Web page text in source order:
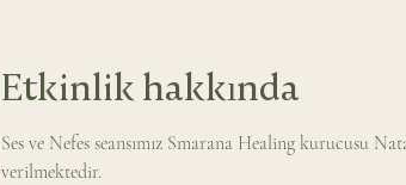
Etkinlik hakkında
Ses ve Nefes seansımız Smarana Healing kurucusu
verilmektedir.